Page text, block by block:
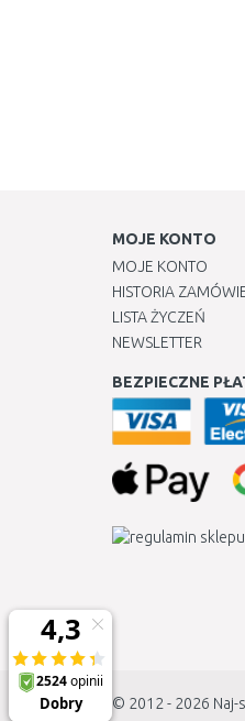
MOJE KONTO
MOJE KONTO
HISTORIA
LISTA ŻYCZEŃ
NEWSLETTER
BEZPIECZNE
© 2012 - 2026 Naj-